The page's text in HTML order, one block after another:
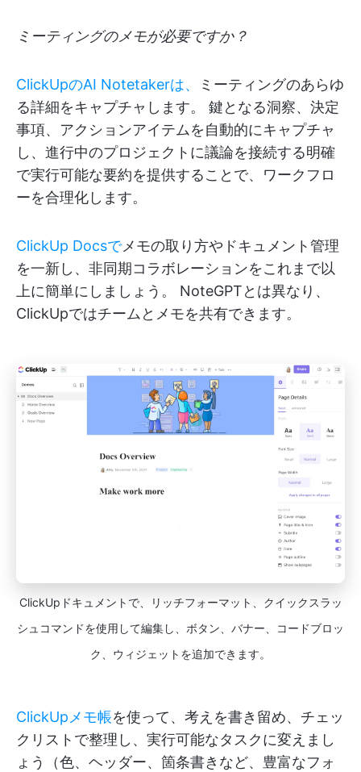
ミーティングのメモが必要ですか？
ClickUpのAI Notetakerは、
ミーティングのあらゆ
る詳細をキャプチャします。 鍵となる洞察、決定
事項、アクションアイテムを自動的にキャプチャ
し、進行中のプロジェクトに議論を接続する明確
で実行可能な要約を提供することで、ワークフロ
ーを合理化します。
ClickUp Docsでメモの取り方やドキュメント管理
を一新し、非同期コラボレーションをこれまで以
上に簡単にしましょう。 NoteGPTとは異なり、
ClickUpではチームとメモを共有できます。
ClickUpドキュメントで、リッチフォーマット、クイックスラッ
シュコマンドを使用して編集し、ボタン、バナー、コードブロッ
ク、ウィジェットを追加できます。
ClickUpメモ帳を使って、考えを書き留め、チェッ
クリストで整理し、実行可能なタスクに変えまし
ょう（色、ヘッダー、箇条書きなど、豊富なフォ